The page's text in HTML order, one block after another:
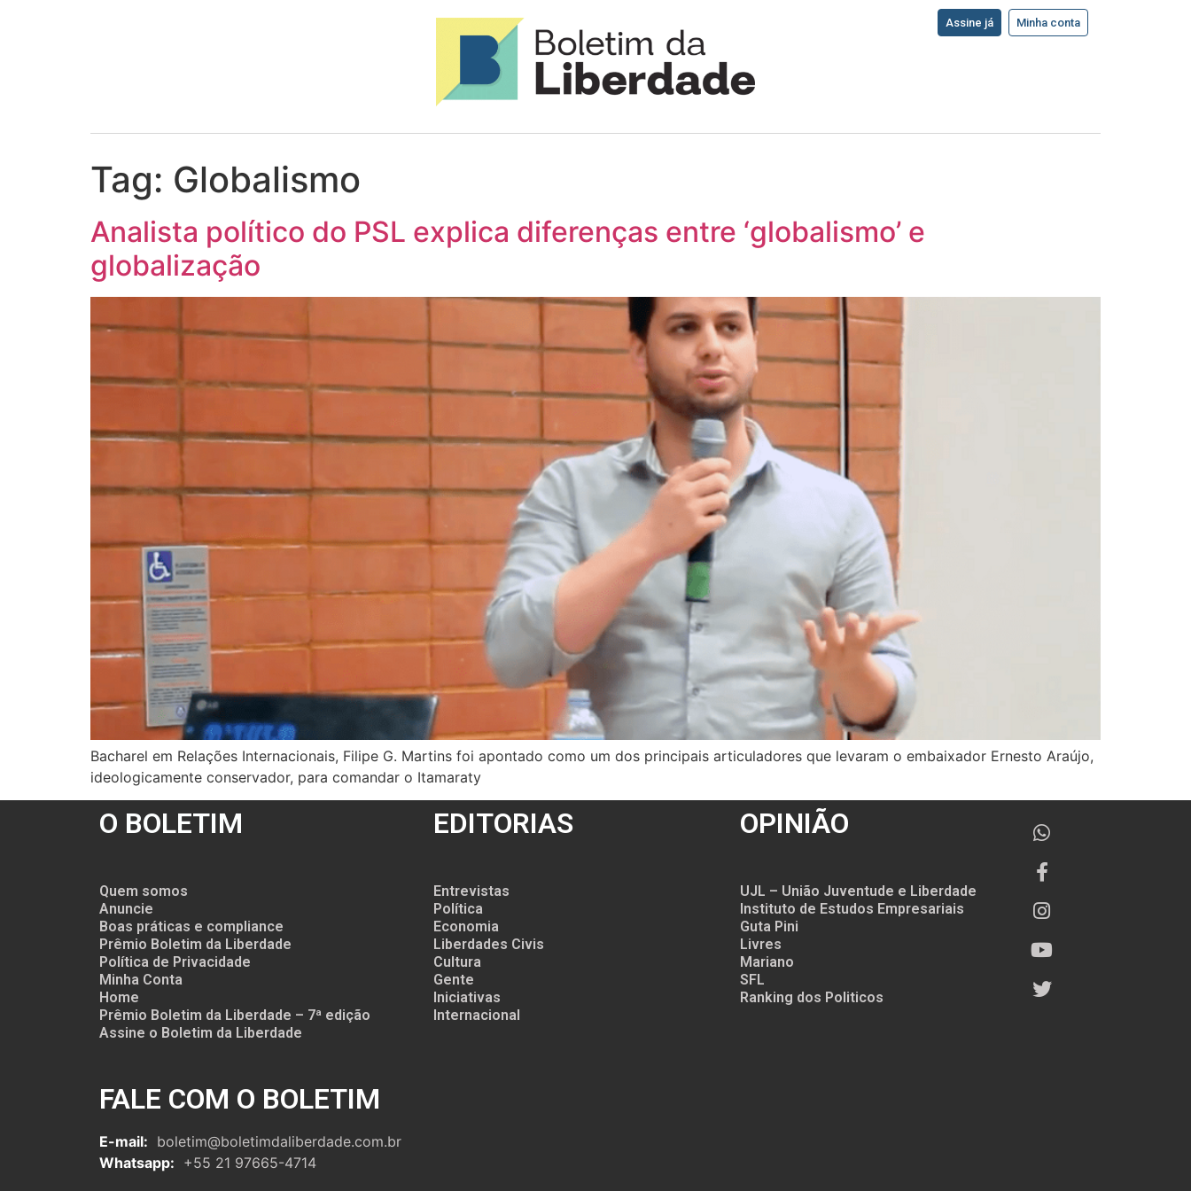
Assine já Minha conta
Tag: Globalismo
Analista político do PSL explica diferenças entre ‘globalismo’ e
globalização
Bacharel em Relações Internacionais, Filipe G. Martins foi apontado como um dos principais articuladores que levaram o embaixador Ernesto Araújo,
ideologicamente conservador, para comandar o Itamaraty
O BOLETIM
Quem somos
Anuncie
Boas práticas e compliance
Prêmio Boletim da Liberdade
Política de Privacidade
Minha Conta
Home
Prêmio Boletim da Liberdade – 7ª edição
Assine o Boletim da Liberdade
FALE COM O BOLETIM
E-mail: boletim@boletimdaliberdade.com.br
Whatsapp: +55 21 97665-4714
EDITORIAS
Entrevistas
Política
Economia
Liberdades Civis
Cultura
Gente
Iniciativas
Internacional
OPINIÃO
UJL – União Juventude e Liberdade
Instituto de Estudos Empresariais
Guta Pini
Livres
Mariano
SFL
Ranking dos Politicos